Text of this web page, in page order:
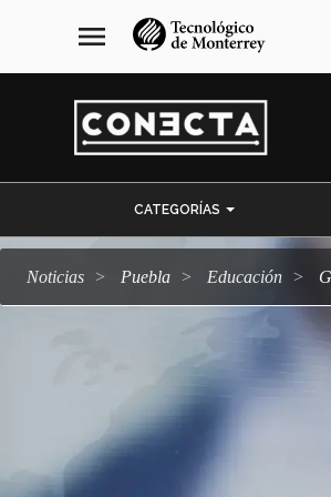
navegación
principal
menu
CATEGORÍAS
Noticias Puebla Educación